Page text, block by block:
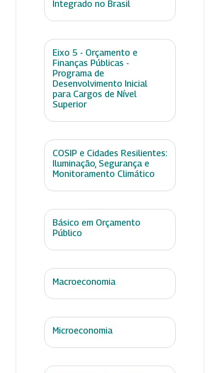
Integrado no Brasil
Eixo 5 - Orçamento e
Finanças Públicas -
Programa de
Desenvolvimento Inicial
para Cargos de Nível
Superior
COSIP e Cidades Resilientes:
Iluminação, Segurança e
Monitoramento Climático
Básico em Orçamento
Público
Macroeconomia
Microeconomia